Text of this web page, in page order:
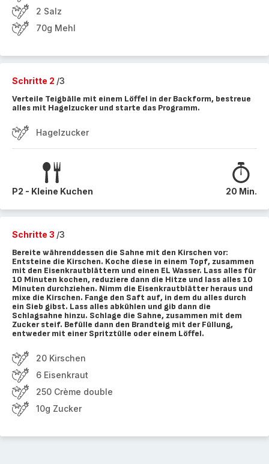
2 Salz
70g Mehl
Schritte 2 /3
Verteile Teigbälle mit einem Löffel in der Backform, bestreue
alles mit Hagelzucker und starte das Programm.
Hagelzucker
P2 - Kleine Kuchen 20 Min.
Schritte 3 /3
Bereite währenddessen die Sahne mit den Kirschen vor:
Entsteine die Kirschen. Koche diese in einem Topf, zusammen
mit den Eisenkrautblättern und einen EL Wasser. Lass alles für
10 Minuten kochen, reduziere dann die Hitze und lass alles 10
Minuten durchziehen. Nimm die Eisenkrautblätter heraus und
mixe die Kirschen. Fange den Saft auf, in dem du alles durch
ein Sieb gibst. Lass alles abkühlen und gib dann die
Schlagsahne hinzu. Schlage die Sahne, zusammen mit dem
Zucker steif. Befülle dann den Brandteig mit der Füllung,
entweder mit einer Spritztülle oder einem Löffel.
20 Kirschen
6 Eisenkraut
250 Crème double
10g Zucker